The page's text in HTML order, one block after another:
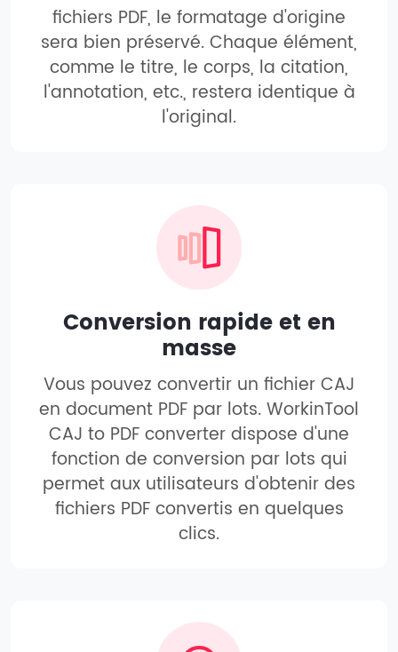
fichiers PDF, le formatage d'origine
sera bien préservé. Chaque élément,
comme le titre, le corps, la citation,
l'annotation, etc., restera identique à
l'original.
Conversion rapide et en
masse
Vous pouvez convertir un fichier CAJ
en document PDF par lots. WorkinTool
CAJ to PDF converter dispose d'une
fonction de conversion par lots qui
permet aux utilisateurs d'obtenir des
fichiers PDF convertis en quelques
clics.